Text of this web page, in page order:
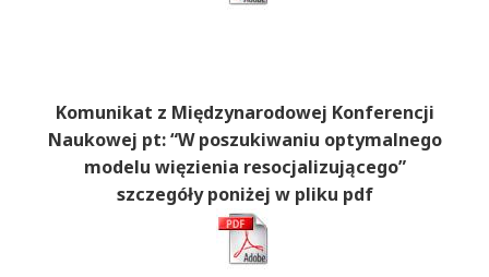
Komunikat z Międzynarodowej Konferencji
Naukowej pt: “W poszukiwaniu optymalnego
modelu więzienia resocjalizującego”
szczegóły poniżej w pliku pdf